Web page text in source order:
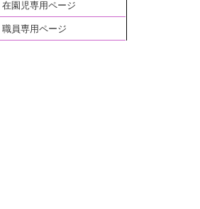
在園児専用ページ
職員専用ページ